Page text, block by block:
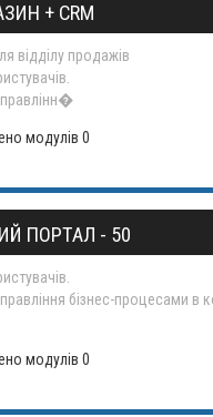
+ CRM
відділу продажів
модулів 0
ПОРТАЛ - 50
бізнес-процесами в
модулів 0